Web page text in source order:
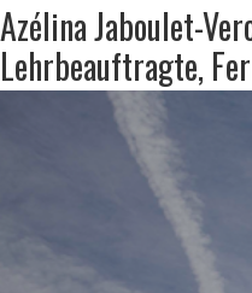
Azélina Jaboulet-
Lehrbeauftragte,